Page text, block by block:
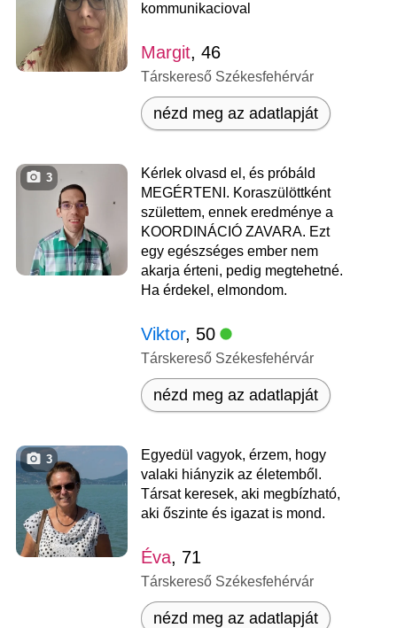
kommunikacioval
Margit, 46
Társkereső Székesfehérvár
nézd meg az adatlapját
3
Kérlek olvasd el, és próbáld
MEGÉRTENI. Koraszülöttként
születtem, ennek eredménye a
KOORDINÁCIÓ ZAVARA. Ezt
egy egészséges ember nem
akarja érteni, pedig megtehetné.
Ha érdekel, elmondom.
Viktor, 50
Társkereső Székesfehérvár
nézd meg az adatlapját
3
Egyedül vagyok, érzem, hogy
valaki hiányzik az életemből.
Társat keresek, aki megbízható,
aki őszinte és igazat is mond.
Éva, 71
Társkereső Székesfehérvár
nézd meg az adatlapját